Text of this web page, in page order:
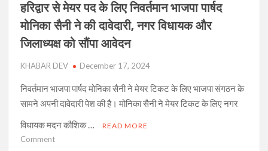
हरिद्वार से मेयर पद के लिए निवर्तमान भाजपा पार्षद
मोनिका सैनी ने की दावेदारी, नगर विधायक और
जिलाध्यक्ष को सौंपा आवेदन
KHABAR DEV December 17, 2024
निवर्तमान भाजपा पार्षद मोनिका सैनी ने मेयर टिकट के लिए भाजपा संगठन के
सामने अपनी दावेदारी पेश की है। मोनिका सैनी ने मेयर टिकट के लिए नगर
विधायक मदन कौशिक …
READ MORE
Commenton